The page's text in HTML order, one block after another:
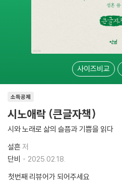
사이즈비교
소득공제
시노애락 (큰글자책)
시와 노래로 삶의 슬픔과 기쁨을 읽다
설흔 저
단비
2025.02.18.
첫번째 리뷰어가 되어주세요